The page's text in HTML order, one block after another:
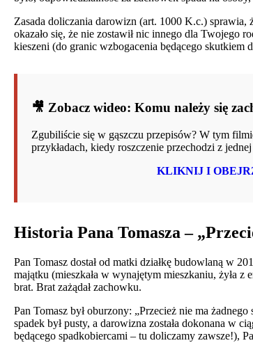
Zasada doliczania darowizn (art. 1000 K.c.) sprawia,
okazało się, że nie zostawił nic innego dla Twojego
kieszeni (do granic wzbogacenia będącego skutkiem
🎥 Zobacz wideo: Komu należy się
Zgubiliście się w gąszczu przepisów? W tym
przykładach, kiedy roszczenie przechodzi z
KLIKNIJ I
Historia Pana Tomasza –
Pan Tomasz dostał od matki działkę budowlaną w
majątku (mieszkała w wynajętym mieszkaniu, żyła
brat. Brat zażądał zachowku.
Pan Tomasz był oburzony: „Przecież nie ma
spadek był pusty, a darowizna została dokonana w
będącego spadkobiercami – tu doliczamy zawsze!),